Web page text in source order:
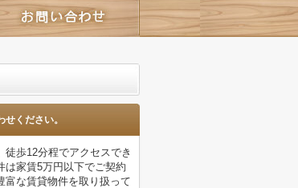
ください。
歩12分程でアクセスでき
は家賃5万円以下でご契約
富な賃貸物件を取り扱って